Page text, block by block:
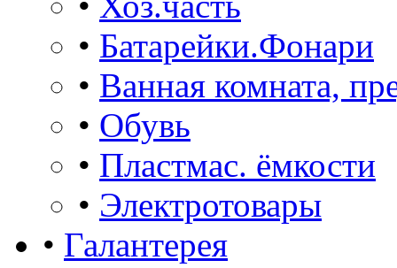
• Батарейки.Фонари
• Ванная комната,
• Обувь
• Пластмас. ёмкости
• Электротовары
• Галантерея